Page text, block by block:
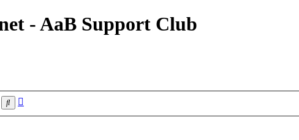
- AaB Support Club
Søg